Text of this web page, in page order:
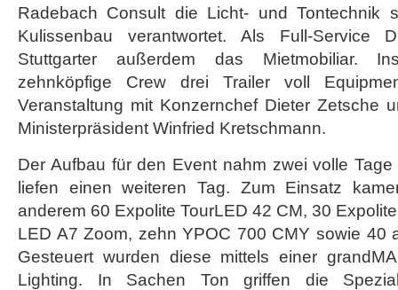
Einweihung
Radebach Consult die Licht- und Tontechnik
Kulissenbau verantwortet. Als Full-Service
Stuttgarter außerdem das Mietmobiliar.
zehnköpfige Crew drei Trailer voll
Veranstaltung mit Konzernchef Dieter Zetsche
Ministerpräsident Winfried Kretschmann.
Der Aufbau für den Event nahm zwei volle
liefen einen weiteren Tag. Zum Einsatz
anderem 60 Expolite TourLED 42 CM, 30
LED A7 Zoom, zehn YPOC 700 CMY sowie 40
Gesteuert wurden diese mittels einer
Lighting. In Sachen Ton griffen die